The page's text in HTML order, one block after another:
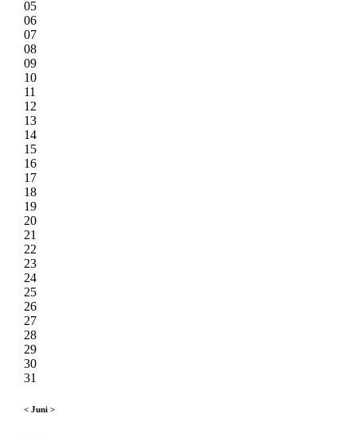
05
06
07
08
09
10
11
12
13
14
15
16
17
18
19
20
21
22
23
24
25
26
27
28
29
30
31
< Juni >